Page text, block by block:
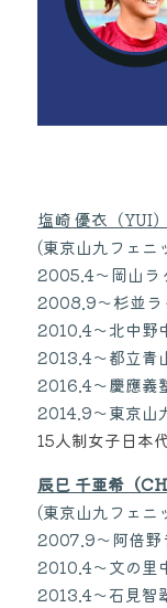
塩崎 優衣（YUI）
(東京山九フェニ
2005.4〜岡山ラ
2008.9〜杉並ラ
2010.4〜北中野
2013.4〜都立青
2016.4〜慶應義
2014.9〜東京山
15人制女子日本
辰巳 千亜希（
(東京山九フェニ
2007.9〜阿倍野
2010.4〜文の里
2013.4〜石見智